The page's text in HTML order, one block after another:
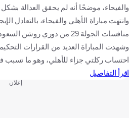
المملكة العربية السعودية
والفيحاء، موضحًا أنه لم يحقق العدالة
منافسات الجولة 29 من دوري روشن السعودي للمحترفين.
وشهدت المباراة العديد من القرارات
احتساب ركلتي جزاء للأهلي، وهو ما تسبب
اقرأ التفاصيل
إعلان